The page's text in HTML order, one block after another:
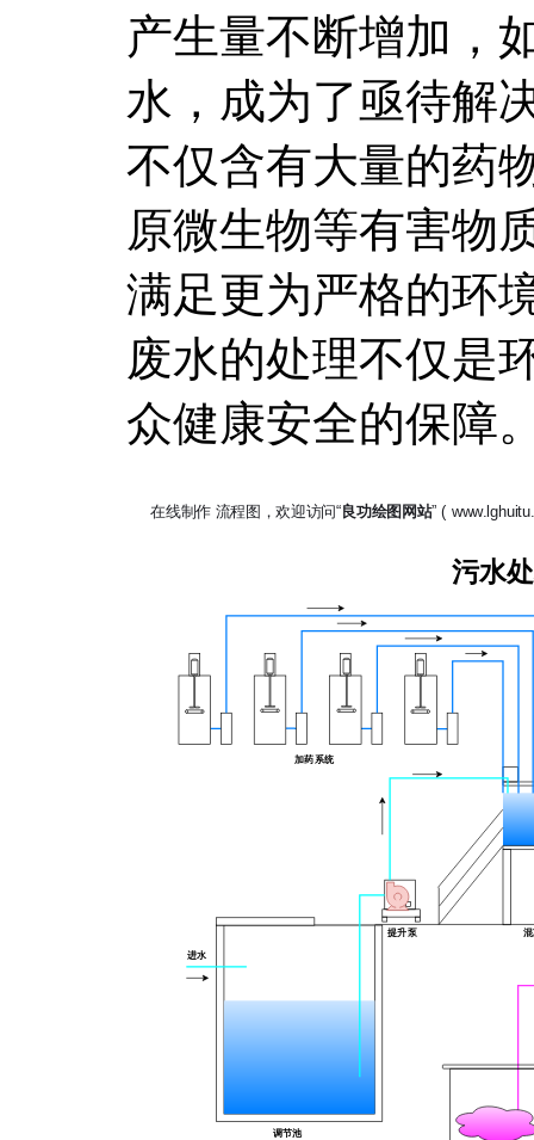
产生量不断增加，
水，成为了亟待解
不仅含有大量的药
原微生物等有害物
满足更为严格的环
废水的处理不仅是
众健康安全的保障